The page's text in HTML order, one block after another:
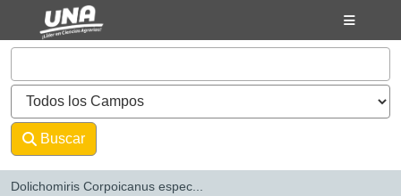
Saltar al contenido
VuFind
Buscar
Dolichomiris Corpoicanus espec...